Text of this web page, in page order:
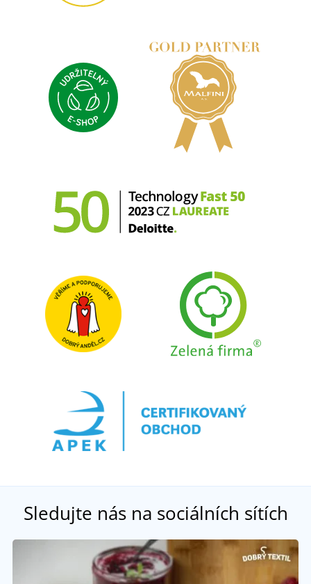
Sledujte nás na sociálních sítích